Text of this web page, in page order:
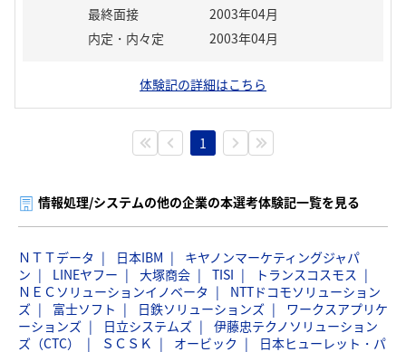
最終面接
2003年04月
内定・内々定
2003年04月
体験記の詳細はこちら
1
情報処理/システムの他の企業の本選考体験記一覧を見る
ＮＴＴデータ 日本IBM
キヤノンマーケティングジャパ
ン
LINEヤフー 大塚商会 TISI
トランスコスモス
ＮＥＣソリューションイノベータ
NTTドコモソリューション
ズ
富士ソフト 日鉄ソリューションズ
ワークスアプリケ
ーションズ
日立システムズ
伊藤忠テクノソリューション
ズ（CTC）
ＳＣＳＫ オービック
日本ヒューレット・パ